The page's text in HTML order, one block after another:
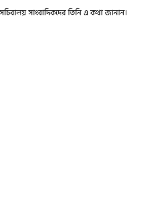
সাংবাদিকদের তিনি এ কথা জানান।